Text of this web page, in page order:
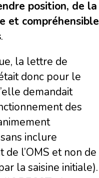
position, de la
et compréhensible
.
la lettre de
donc pour le
demandait
des
inclure
de l’OMS et non de
la saisine initiale).